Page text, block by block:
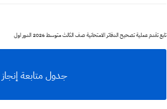
تابع تقدم عملية تصحيح الدفاتر الامتحانية صف الثالث متوسط 2026 الدور اول
جدول متابعة إنجاز وتصحيح